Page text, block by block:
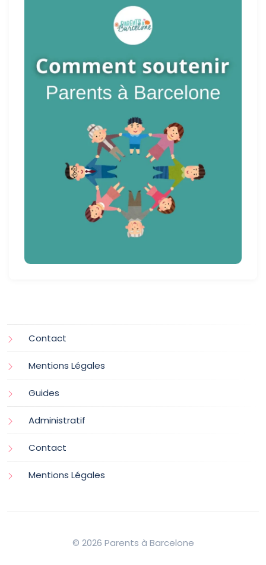
Contact
Mentions Légales
Guides
Administratif
Contact
Mentions Légales
© 2026 Parents à Barcelone